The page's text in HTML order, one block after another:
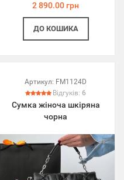
2 890.00 грн
ДО КОШИКА
Артикул: FM1124D
Відгуків: 6
Сумка жіноча шкіряна
чорна